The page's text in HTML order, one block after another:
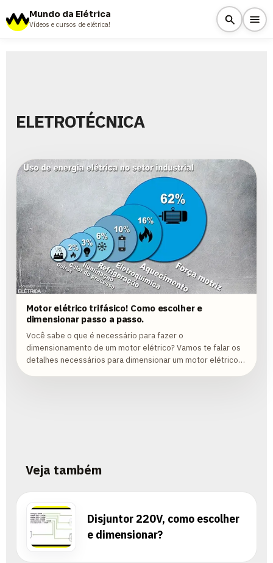
Mundo da Elétrica
Vídeos e cursos de elétrica!
ELETROTÉCNICA
Motor elétrico trifásico! Como escolher e
dimensionar passo a passo.
Você sabe o que é necessário para fazer o
dimensionamento de um motor elétrico? Vamos te falar os
detalhes necessários para dimensionar um motor elétrico
corretamente!
Veja também
Disjuntor 220V, como escolher
e dimensionar?